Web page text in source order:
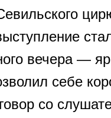
вечера —
себе
со